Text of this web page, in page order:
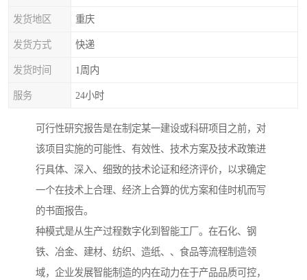
发货地区 重庆
发货方式 快递
发货时间 1周内
服务 24小时
可行性研究报告是在制定某一建设或科研项目之前，对
该项目实施的可能性、有效性、技术方案及技术政策进
行具体、深入、细致的技术论证和经济评价，以求确定
一个在技术上合理、经济上合算的优方案和佳时机而写
的书面报告。
种模式是从生产过程数字化到智能工厂。在石化、钢
铁、冶金、建材、纺织、造纸、、食品等流程制造领
域，企业发展智能制造的内在动力在于产品品质可控，